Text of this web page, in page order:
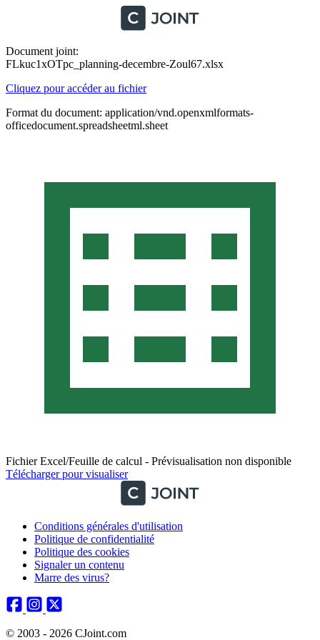
Document joint:
FLkuc1xOTpc_planning-decembre-Zoul67.xlsx
Cliquez pour accéder au fichier
Format du document: application/vnd.openxmlformats-
officedocument.spreadsheetml.sheet
Fichier Excel/Feuille de calcul - Prévisualisation non disponible
Télécharger pour visualiser
Conditions générales d'utilisation
Politique de confidentialité
Politique des cookies
Signaler un contenu
Marre des virus?
© 2003 - 2026 CJoint.com